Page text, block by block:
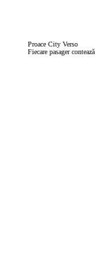
Proace City Verso
Fiecare pasager contează